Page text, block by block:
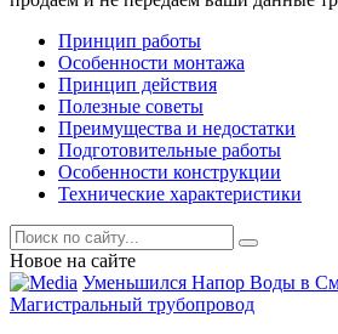
Принцип работы
Особенности монтажа
Принцип действия
Полезные советы
Преимущества и недостатки
Подготовительные работы
Особенности конструкции
Технические характеристики
Новое на сайте
Уменьшился Напор Воды в
Магистральный трубопровод